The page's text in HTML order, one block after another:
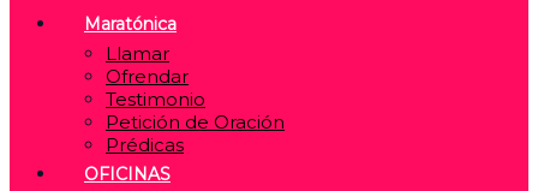
Maratónica
Llamar
Ofrendar
Testimonio
Petición de Oración
Prédicas
OFICINAS